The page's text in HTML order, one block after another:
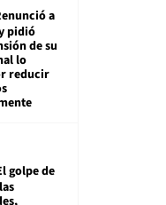
a
pidió
de su
lo
reducir
golpe de